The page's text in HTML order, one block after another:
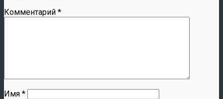
Комментарий *
Имя *